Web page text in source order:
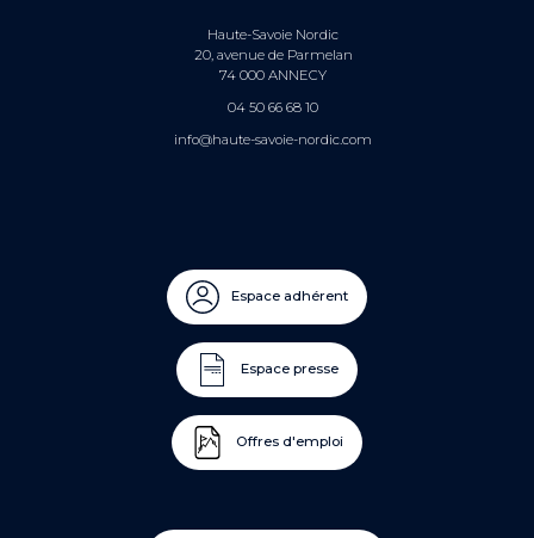
Haute-Savoie Nordic
20, avenue de Parmelan
74 000 ANNECY
04 50 66 68 10
info@haute-savoie-nordic.com
Espace adhérent
Espace presse
Offres d'emploi